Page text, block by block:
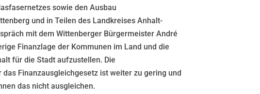
sowie den Ausbau
und in Teilen des Landkreises Anhalt-
mit dem Wittenberger Bürgermeister André
Finanzlage der Kommunen im Land und die
für die Stadt aufzustellen. Die
Finanzausgleichgesetz ist weiter zu gering und
das nicht ausgleichen.